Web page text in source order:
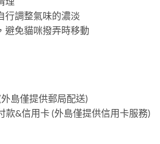
行調整氣味的濃淡
避免貓咪撥弄時移動
島僅提供郵局配送)
款&信用卡 (外島僅提供信用卡服務)